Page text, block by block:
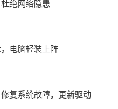
绝网络隐患
电脑轻装上阵
复系统故障，更新驱动